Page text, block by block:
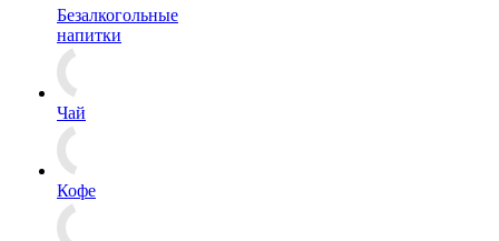
Безалкогольные
напитки
Чай
Кофе